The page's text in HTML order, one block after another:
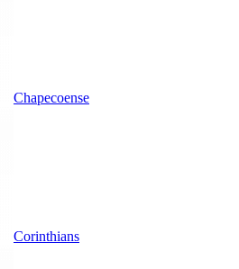
Chapecoense
Corinthians